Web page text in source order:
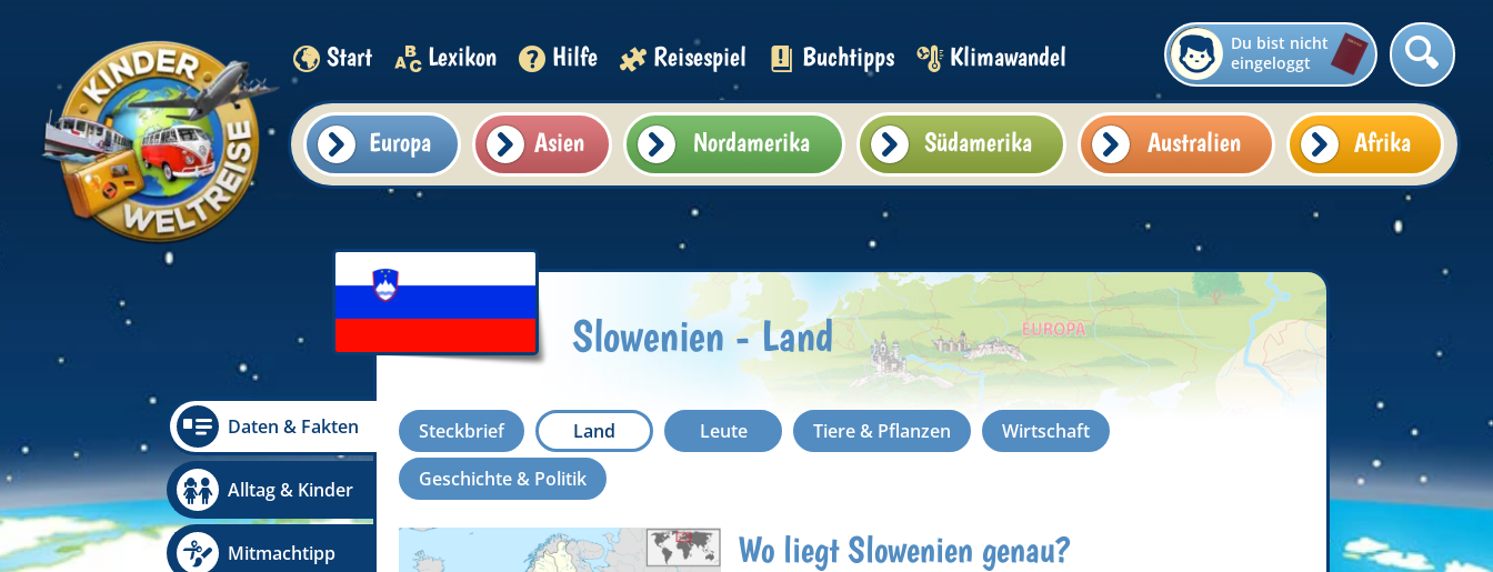
Start Lexikon Hilfe Reisespiel Buchtipps Klimawandel
Du bist nicht
eingeloggt
Europa Asien Nordamerika Südamerika Australien Afrika
Daten & Fakten
Alltag & Kinder
Mitmachtipp
Slowenien - Land
Steckbrief Land Leute Tiere & Pflanzen
Wirtschaft
Geschichte & Politik
Wo liegt Slowenien genau?